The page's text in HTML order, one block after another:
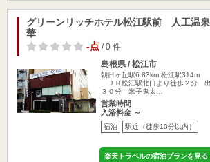
グリーンリッチホテル松江駅前 人工温
華
-点/ 0 件
島根県 / 松江市
朝日ヶ丘駅6.83km 松江駅314m
ＪＲ松江駅北口より徒歩２分
３０分 米子鬼太…
営業時間
入浴料金 ～
宿泊 駅近（徒歩10分以内）
楽天トラベルの宿泊プランを見る